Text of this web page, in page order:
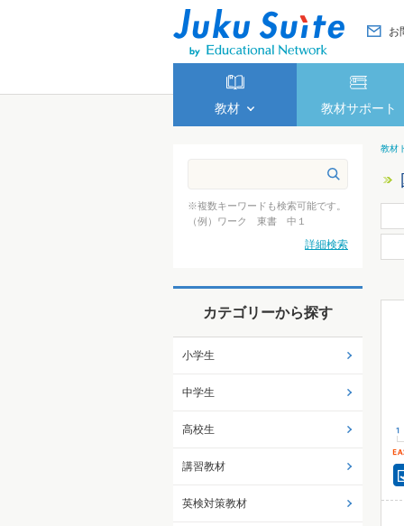
お
教材 教材サポート
教材
※複数キーワードも検索可能です。
（例）ワーク 東書 中１
詳細検索
カテゴリーから探す
小学生
中学生
高校生
講習教材
英検対策教材